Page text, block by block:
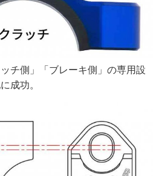
チ側」「ブレーキ側」の専用設
成功。